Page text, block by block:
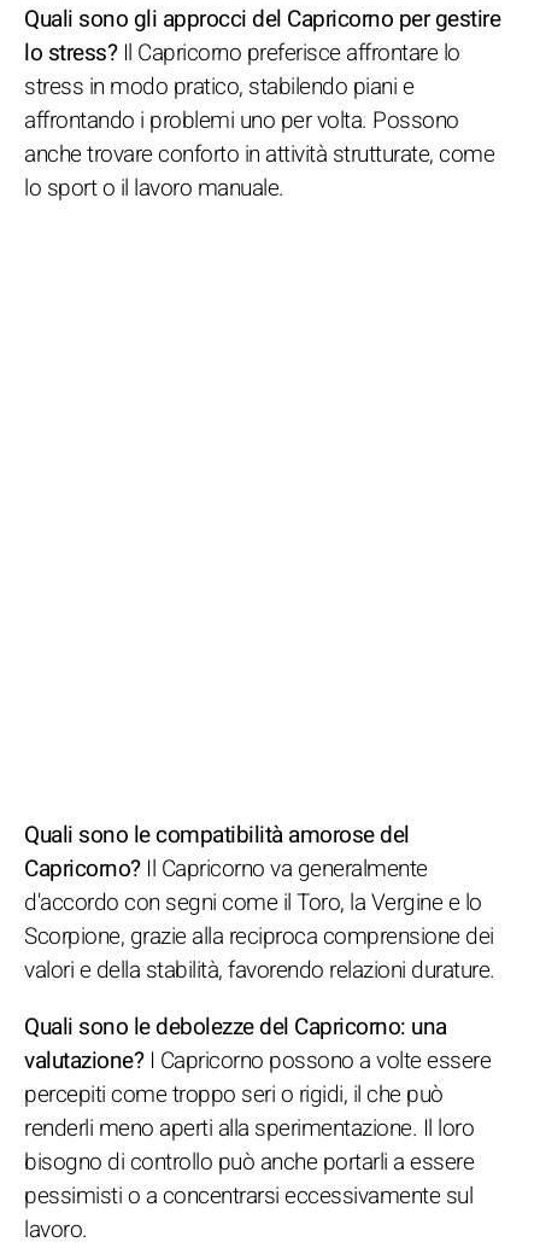
Quali sono gli approcci del Capricorno per gestire
lo stress?Il Capricorno preferisce affrontare lo
stress in modo pratico, stabilendo piani e
affrontando i problemi uno per volta. Possono
anche trovare conforto in attività strutturate, come
lo sport o il lavoro manuale.
Quali sono le compatibilità amorose del
Capricorno?Il Capricorno va generalmente
d'accordo con segni come il Toro, la Vergine e lo
Scorpione, grazie alla reciproca comprensione dei
valori e della stabilità, favorendo relazioni durature.
Quali sono le debolezze del Capricorno: una
valutazione?I Capricorno possono a volte essere
percepiti come troppo seri o rigidi, il che può
renderli meno aperti alla sperimentazione. Il loro
bisogno di controllo può anche portarli a essere
pessimisti o a concentrarsi eccessivamente sul
lavoro.